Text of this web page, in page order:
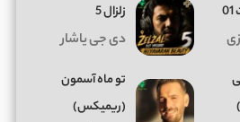
زلزال 5
دی جی یاشار
تو ماه آسمون
(ریمیکس)